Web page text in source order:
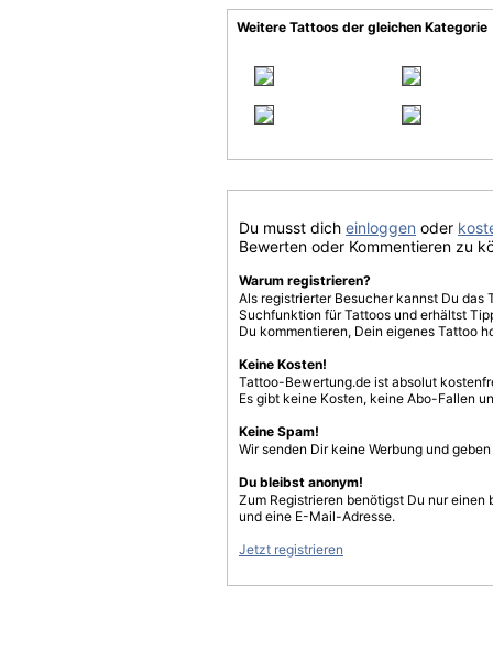
Weitere Tattoos der gleichen Kategorie
Du musst dich einloggen oder
Bewerten oder Kommentieren zu
Warum registrieren?
Als registrierter Besucher kannst Du
Suchfunktion für Tattoos und erhältst
Du kommentieren, Dein eigenes Tattoo
Keine Kosten!
Tattoo-Bewertung.de ist absolut
Es gibt keine Kosten, keine Abo-Fallen
Keine Spam!
Wir senden Dir keine Werbung und
Du bleibst anonym!
Zum Registrieren benötigst Du nur einen
und eine E-Mail-Adresse.
Jetzt registrieren